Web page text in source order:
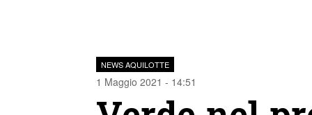
NEWS AQUILOTTE
1 Maggio 2021 - 14:51